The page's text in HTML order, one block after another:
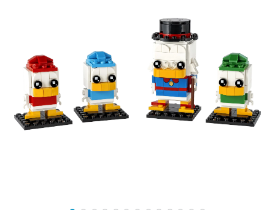
Есть магический шар и книга, у каждой фигурки в
руках волшебная палочка. На полках чашки, блюдца и
всё для чайной церемонии. В центре стоит столик с
большим заварным чайником и стулья.
Размеры класса в собранном виде: 12х9х4 см.
В наборе есть фигурки Гарри Поттера, профессора
Набор понравится всем увлеченным этой знаменитой